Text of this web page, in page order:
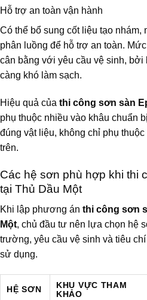
Hỗ trợ an toàn vận hành
Có thể bổ sung cốt liệu tạo nhám,
phân luồng để hỗ trợ an toàn.
cân bằng với yêu cầu vệ sinh,
càng khó làm sạch.
Hiệu quả của thi công sơn sàn
phụ thuộc nhiều vào khâu chuẩn
đúng vật liệu, không chỉ phụ
trên.
Các hệ sơn phù hợp khi thi
tại Thủ Dầu Một
Khi lập phương án thi công sơn
Một, chủ đầu tư nên lựa chọn hệ
trường, yêu cầu vệ sinh và tiêu
sử dụng.
HỆ SƠN
KHU VỰC THAM
KHẢO